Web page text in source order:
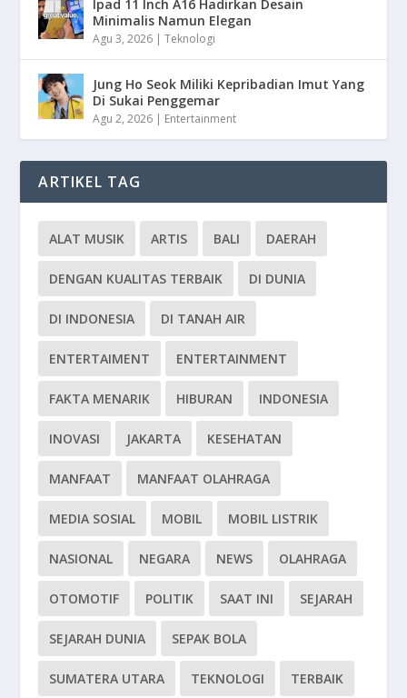
Ipad 11 Inch A16 Hadirkan Desain
Minimalis Namun Elegan
Agu 3, 2026 |Teknologi
Jung Ho Seok Miliki Kepribadian Imut Yang
Di Sukai Penggemar
Agu 2, 2026 | Entertainment
ARTIKEL TAG
ALAT MUSIK ARTIS BALI DAERAH
DENGAN KUALITAS TERBAIK DI DUNIA
DI INDONESIA DI TANAH AIR
ENTERTAIMENT ENTERTAINMENT
FAKTA MENARIK HIBURAN INDONESIA
INOVASI JAKARTA KESEHATAN
MANFAAT MANFAAT OLAHRAGA
MEDIA SOSIAL MOBIL MOBIL LISTRIK
NASIONAL NEGARA NEWS OLAHRAGA
OTOMOTIF POLITIK SAAT INI SEJARAH
SEJARAH DUNIA SEPAK BOLA
SUMATERA UTARA TEKNOLOGI TERBAIK